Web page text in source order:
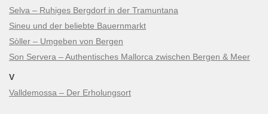
Selva – Ruhiges Bergdorf in der Tramuntana
Sineu und der beliebte Bauernmarkt
Sòller – Umgeben von Bergen
Son Servera – Authentisches Mallorca zwischen Bergen & Meer
V
Valldemossa – Der Erholungsort